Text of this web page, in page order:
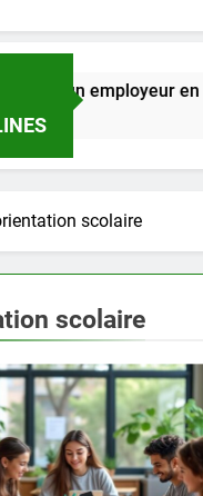
en 2025 ?
scolaire
scolaire